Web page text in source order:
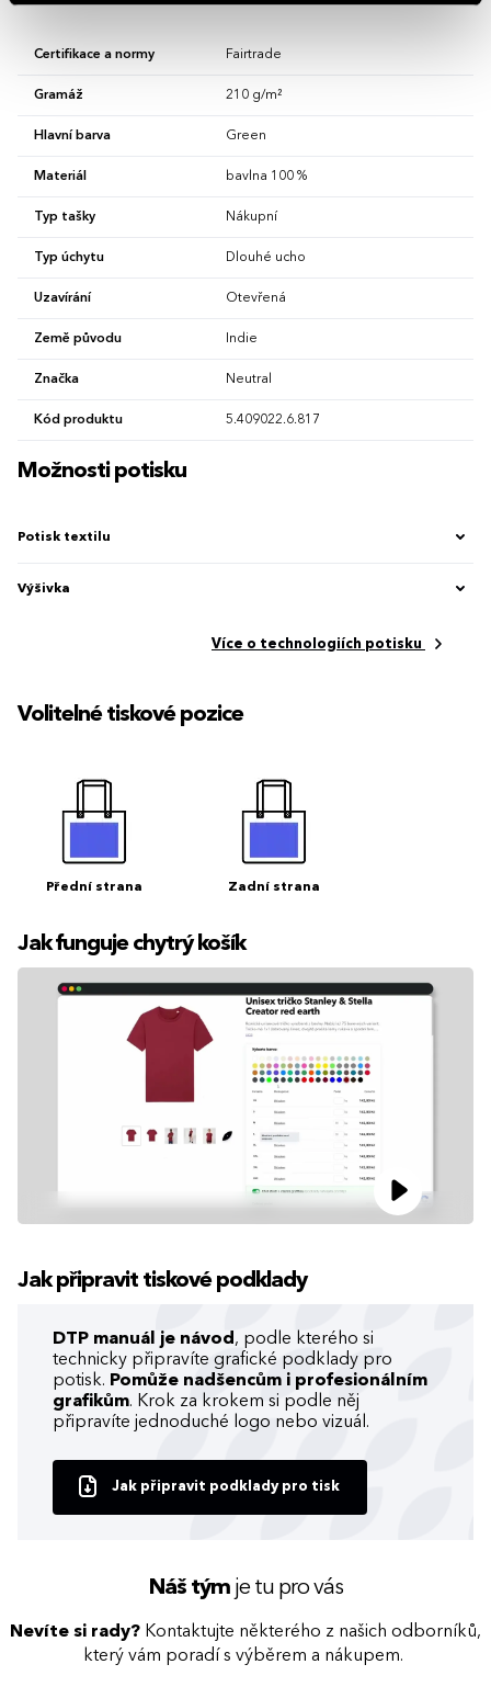
Certifikace a normy Fairtrade
Gramáž 210 g/m²
Hlavní barva Green
Materiál bavlna 100 %
Typ tašky Nákupní
Typ úchytu Dlouhé ucho
Uzavírání Otevřená
Země původu Indie
Značka Neutral
Kód produktu 5.409022.6.817
Možnosti potisku
Potisk textilu
Výšivka
Více o technologiích potisku
Volitelné tiskové pozice
Přední strana Zadní strana
Jak funguje chytrý košík
Jak připravit tiskové podklady
DTP manuál je návod , podle kterého si
technicky připravíte grafické podklady pro
potisk. Pomůže nadšencům i profesionálním
grafikům. Krok za krokem si podle něj
připravíte jednoduché logo nebo vizuál.
Jak připravit podklady pro tisk
Náš týmje tu pro vás
Nevíte si rady? Kontaktujte některého z našich odborníků,
který vám poradí s výběrem a nákupem.